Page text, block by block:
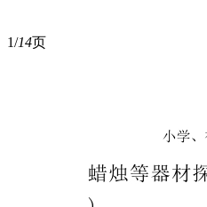
1/14页